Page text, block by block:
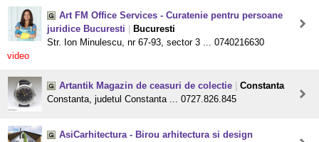
Art FM Office Services - Curatenie pentru persoane
juridice Bucuresti
Bucuresti
Str. Ion Minulescu, nr 67-93, sector 3 ... 0740216630
video
Artantik Magazin de ceasuri de colectie
Constanta
Constanta, judetul Constanta ... 0727.826.845
AsiCarhitectura - Birou arhitectura si design